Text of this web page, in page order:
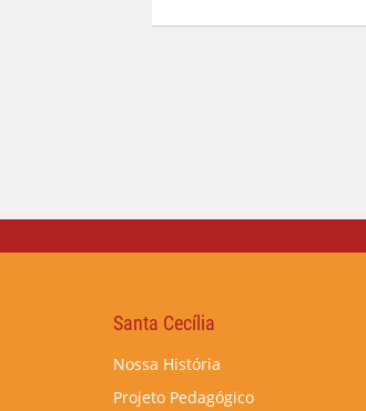
Santa Cecília
Nossa História
Projeto Pedagógico